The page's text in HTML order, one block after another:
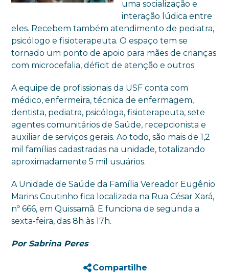
uma socialização e
interação lúdica entre
eles. Recebem também atendimento de pediatra,
psicólogo e fisioterapeuta. O espaço tem se
tornado um ponto de apoio para mães de crianças
com microcefalia, déficit de atenção e outros.
A equipe de profissionais da USF conta com
médico, enfermeira, técnica de enfermagem,
dentista, pediatra, psicóloga, fisioterapeuta, sete
agentes comunitários de Saúde, recepcionista e
auxiliar de serviços gerais. Ao todo, são mais de 1,2
mil famílias cadastradas na unidade, totalizando
aproximadamente 5 mil usuários.
A Unidade de Saúde da Família Vereador Eugênio
Marins Coutinho fica localizada na Rua César Xará,
nº 666, em Quissamã. E funciona de segunda a
sexta-feira, das 8h às 17h.
Por Sabrina Peres
Compartilhe